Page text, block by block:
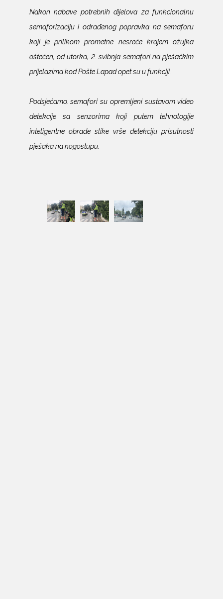
Nakon nabave potrebnih dijelova za funkcionalnu
semaforizaciju i odrađenog popravka na semaforu
koji je prilikom prometne nesreće krajem ožujka
oštećen, od utorka, 2. svibnja semafori na pješačkim
prijelazima kod Pošte Lapad opet su u funkciji.
Podsjećamo, semafori su opremljeni sustavom video
detekcije sa senzorima koji putem tehnologije
inteligentne obrade slike vrše detekciju prisutnosti
pješaka na nogostupu.